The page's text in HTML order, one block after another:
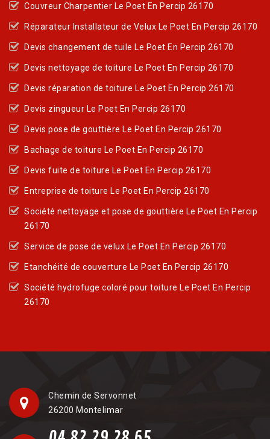
Couvreur Charpentier Le Poet En Percip 26170
Réparateur Installateur de Velux Le Poet En Percip 26170
Devis changement de tuile Le Poet En Percip 26170
Devis nettoyage de toiture Le Poet En Percip 26170
Devis réparation de toiture Le Poet En Percip 26170
Devis zingueur Le Poet En Percip 26170
Devis pose de gouttière Le Poet En Percip 26170
Bachage de toiture Le Poet En Percip 26170
Devis fuite de toiture Le Poet En Percip 26170
Entreprise de toiture Le Poet En Percip 26170
Société nettoyage et pose de gouttière Le Poet En Percip
26170
Service de pose de velux Le Poet En Percip 26170
Etanchéité de couverture Le Poet En Percip 26170
Société hydrofuge coloré pour toiture Le Poet En Percip
26170
Chemin de Servonnet
26200 Montelimar